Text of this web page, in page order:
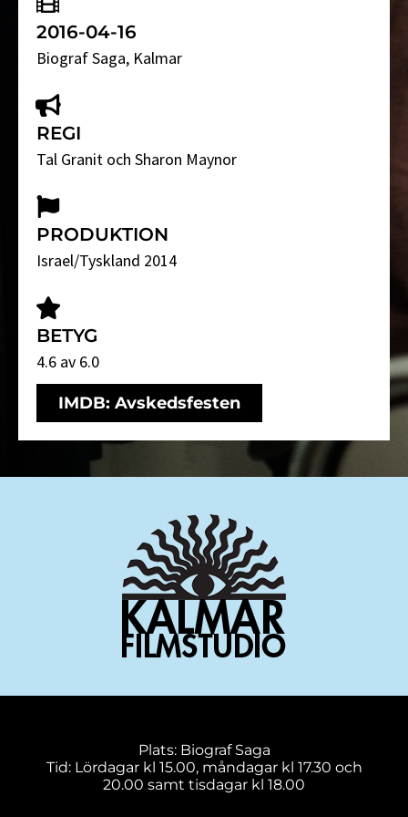
2016-04-16
Biograf Saga, Kalmar
REGI
Tal Granit och Sharon Maynor
PRODUKTION
Israel/Tyskland 2014
BETYG
4.6 av 6.0
IMDB: Avskedsfesten
Plats: Biograf Saga
Tid: Lördagar kl 15.00, måndagar kl 17.30 och
20.00 samt tisdagar kl 18.00